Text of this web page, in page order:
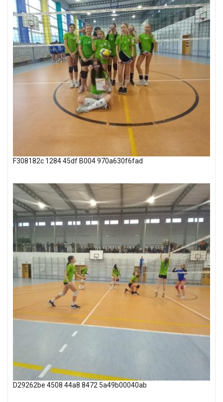
F308182c 1284 45df B004 970a630f6fad
D29262be 4508 44a8 8472 5a49b00040ab